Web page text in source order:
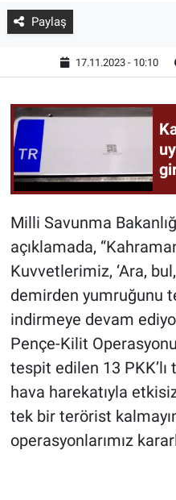
Paylaş
17.11.2023 - 10:10
Milli Savunma
açıklamada,
Kuvvetlerimiz, ‘Ara,
demirden yumruğunu
indirmeye devam
Pençe-Kilit
tespit edilen 13
hava harekatıyla
tek bir terörist
operasyonlarımız